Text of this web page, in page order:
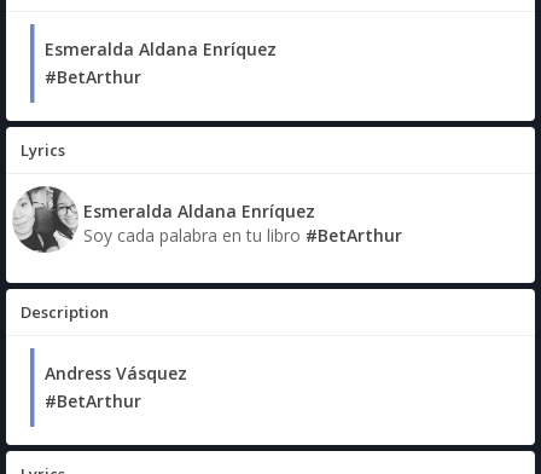
Esmeralda Aldana Enríquez
#BetArthur
Lyrics
Esmeralda Aldana Enríquez
Soy cada palabra en tu libro #BetArthur
Description
Andress Vásquez
#BetArthur